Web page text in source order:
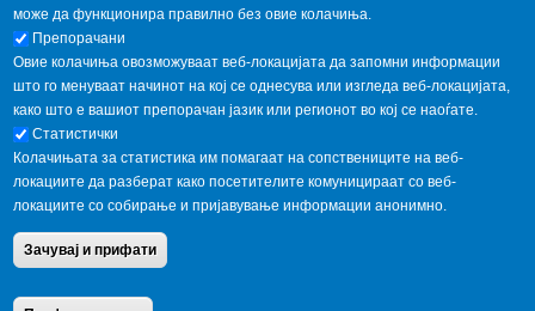
Copyright © 2013 Garnet All Rights Reserved. Designed by
Home
може да функционира правилно без овие колачиња.
Препорачани
Овие колачиња овозможуваат веб-локацијата да запомни информации
што го менуваат начинот на кој се однесува или изгледа веб-локацијата,
како што е вашиот препорачан јазик или регионот во кој се наоѓате.
Статистички
Колачињата за статистика им помагаат на сопствениците на веб-
локациите да разберат како посетителите комуницираат со веб-
локациите со собирање и пријавување информации анонимно.
Зачувај и прифати